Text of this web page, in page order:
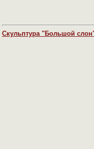
Скульптура "Большой